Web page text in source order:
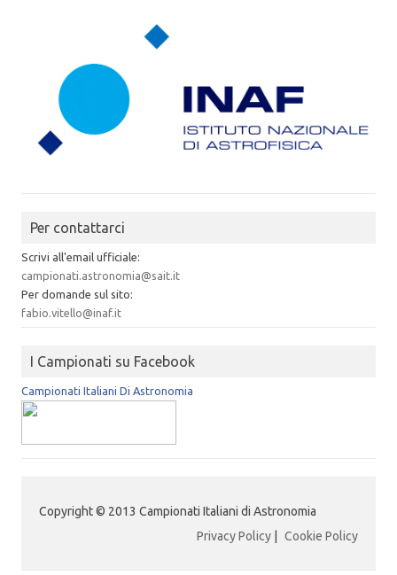
Per contattarci
Scrivi all'email ufficiale:
campionati.astronomia@sait.it
Per domande sul sito:
fabio.vitello@inaf.it
I Campionati su Facebook
Campionati Italiani Di Astronomia
Copyright © 2013 Campionati Italiani di Astronomia
Privacy Policy
Cookie Policy